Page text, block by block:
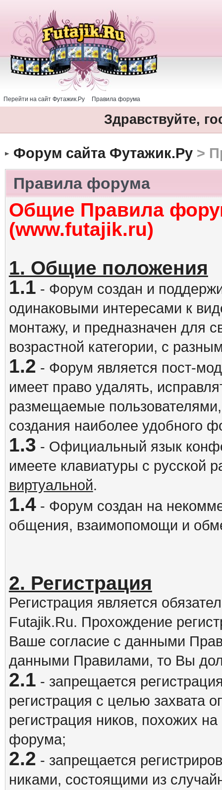
Перейти на сайт Футажик.Ру Правила форума
Здравствуйте,
Форум сайта Футажик.Ру>
Правила форума
Общие Правила
(www.futajik.ru)
1. Общие положения
1.1 - Форум создан и
одинаковыми интересами к
монтажу, и предназначен для
возрастной категории, с
1.2 - Форум является пост-
имеет право удалять,
размещаемые
создания наиболее удобного
1.3 - Официальный язык
имеете клавиатуры с русской
виртуальной.
1.4- Форум создан на
общения, взаимопомощи и
2. Регистрация
Регистрация является
Futajik.Ru. Прохождение
Ваше согласие с данными
данными Правилами, то Вы
2.1 - запрещается
регистрация с целью захвата
регистрация ников, похожих
форума;
2.2 - запрещается
никами, состоящими из